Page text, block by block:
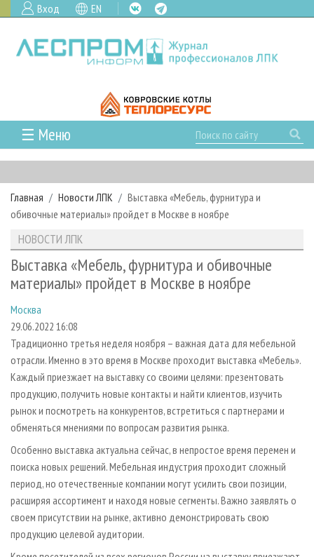
Вход EN
☰ Меню
ГЛАВНАЯ
РУБРИКИ И ТЕМЫ
РУБРИКИ ЖУРНАЛА
ЛЕСОЗАГОТОВКА
ЛЕСОПИЛЕНИЕ
СУШКА ДРЕВЕСИНЫ
ПРОИЗВОДСТВО ДРЕВЕСНЫХ ПЛИТ
ДЕРЕВЯННОЕ ДОМОСТРОЕНИЕ
ПРОИЗВОДСТВО МЕБЕЛИ
БИОЭНЕРГЕТИКА
ИНСТРУМЕНТ И МАТЕРИАЛЫ
НОВОСТИ
НОВОСТИ ЛПК
НОВОСТИ ЖУРНАЛА
ПРОЕКТЫ ЛПИ
АНАЛИТИКА
ПРЕДПРИЯТИЯ ЛПК
ПЕРСОНЫ
МОБИЛЬНЫЕ ВЫСТАВКИ
ОФИЦИАЛЬНЫЕ ДЕЛЕГАЦИИ
ПРИОРИТЕТНЫЕ ИНВЕСТПРОЕКТЫ
RUSSIAN FORESTRY REVIEW
БИБЛИОТЕКА СПЕЦИАЛИСТА
АРХИВ ЖУРНАЛОВ
О ЖУРНАЛЕ
КОНТАКТЫ
РЕКЛАМОДАТЕЛЯМ
РЕКЛАМА
РЕКЛАМА НА САЙТЕ
Главная Новости ЛПК
Выставка «Мебель, фурнитура и
обивочные материалы» пройдет в Москве в ноябре
НОВОСТИ ЛПК
Выставка «Мебель, фурнитура и обивочные
материалы» пройдет в Москве в ноябре
Москва
29.06.2022 16:08
Традиционно третья неделя ноября – важная дата для мебельной
отрасли. Именно в это время в Москве проходит выставка «Мебель».
Каждый приезжает на выставку со своими целями: презентовать
продукцию, получить новые контакты и найти клиентов, изучить
рынок и посмотреть на конкурентов, встретиться с партнерами и
обменяться мнениями по вопросам развития рынка.
Особенно выставка актуальна сейчас, в непростое время перемен и
поиска новых решений. Мебельная индустрия проходит сложный
период, но отечественные компании могут усилить свои позиции,
расширяя ассортимент и находя новые сегменты. Важно заявлять о
своем присутствии на рынке, активно демонстрировать свою
продукцию целевой аудитории.